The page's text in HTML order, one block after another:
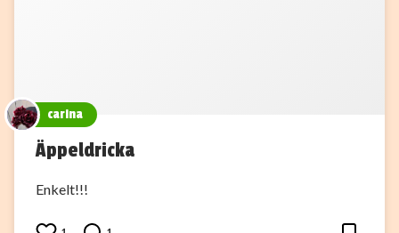
carina
Äppeldricka
Enkelt!!!